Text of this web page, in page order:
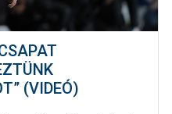
(VIDEÓ)